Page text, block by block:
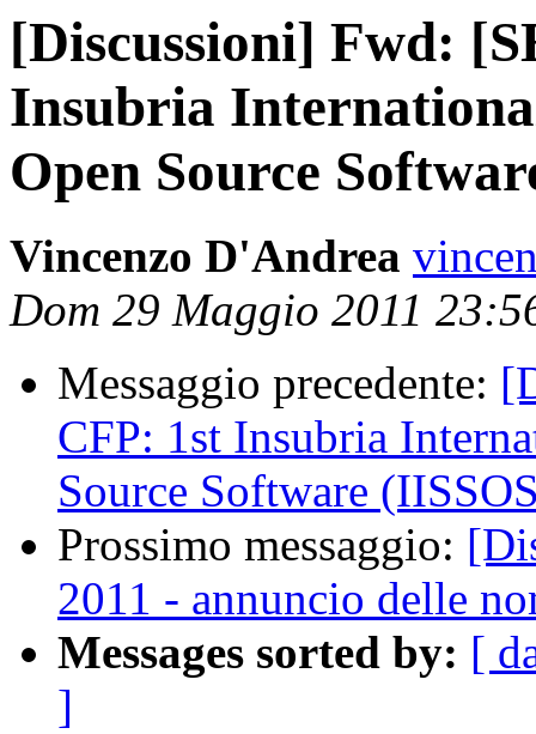
[Discussioni] Fwd:
Insubria
Open Source
Vincenzo D'Andrea
Dom 29 Maggio 2011
Messaggio precedente:
CFP: 1st Insubria
Source Software
Prossimo messaggio:
2011 - annuncio delle
Messages sorted by: [
]